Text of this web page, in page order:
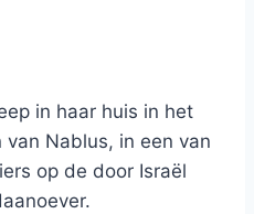
in haar huis in het
Nablus, in een van
op de door Israël